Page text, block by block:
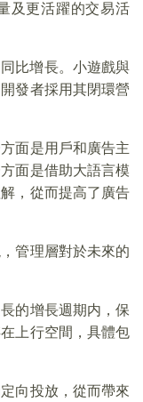
及更活躍的交易活
比增長。小遊戲與
發者採用其閉環營
面是用戶和廣告主
面是借助大語言模
，從而提高了廣告
管理層對於未來的
的增長週期内，保
上行空間，具體包
向投放，從而帶來